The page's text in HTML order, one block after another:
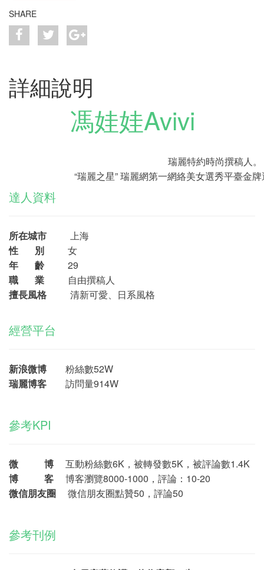
SHARE
詳細說明
馮娃娃Avivi
瑞麗特約時尚撰稿人。
“瑞麗之星” 瑞麗網第一網絡美女選秀平臺金
達人資料
所在城市 上海
性 別 女
年 齡29
職 業 自由撰稿人
擅長風格 清新可愛、日系風格
經營平台
新浪微博 粉絲數52W
瑞麗博客 訪問量914W
參考KPI
微 博 互動粉絲數6K，被轉發數5K，被評論數1.4K
博 客
博客瀏覽8000-1000，評論：10-20
微信朋友圈 微信朋友圈點贊50，評論50
參考刊例